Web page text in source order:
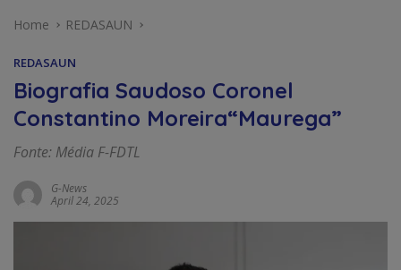
Home REDASAUN
REDASAUN
Biografia Saudoso Coronel
Constantino Moreira“Maurega”
Fonte: Média F-FDTL
G-News
April 24, 2025